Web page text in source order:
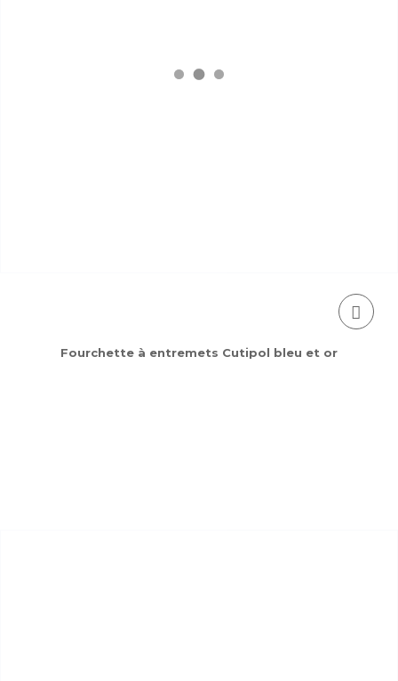
Fourchette à entremets Cutipol bleu et or